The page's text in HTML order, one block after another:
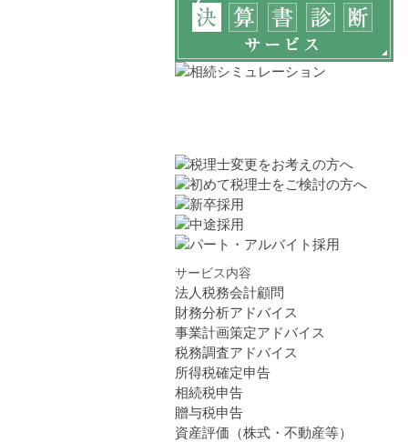
サービス内容
法人税務会計顧問
財務分析アドバイス
事業計画策定アドバイス
税務調査アドバイス
所得税確定申告
相続税申告
贈与税申告
資産評価（株式・不動産等）